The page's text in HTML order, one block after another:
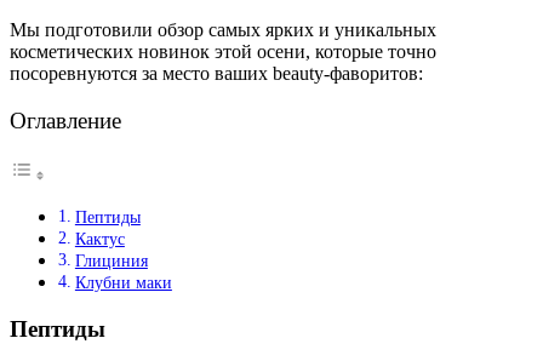
Мы подготовили обзор самых ярких и уникальных
косметических новинок этой осени, которые точно
посоревнуются за место ваших beauty-фаворитов:
Оглавление
Пептиды
Кактус
Глициния
Клубни маки
Пептиды